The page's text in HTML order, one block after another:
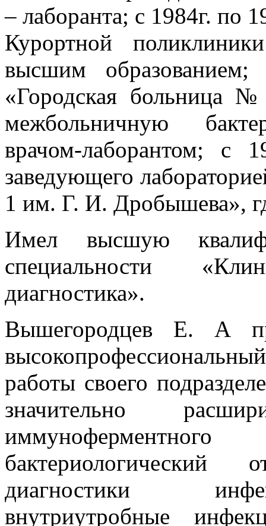
– лаборанта; с 1984г. по
Курортной
высшим
«Городская
межбольничную
врачом-лаборантом; с
заведующего
1 им. Г. И. Дробышева»,
Имел высшую
специальности
диагностика».
Вышегородцев Е. А
работы своего
значительно
диагностики
внутриутробные